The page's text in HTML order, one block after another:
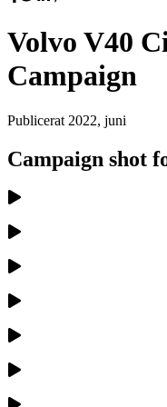
Volvo V40
Campaign
Publicerat 2022, juni
Campaign shot